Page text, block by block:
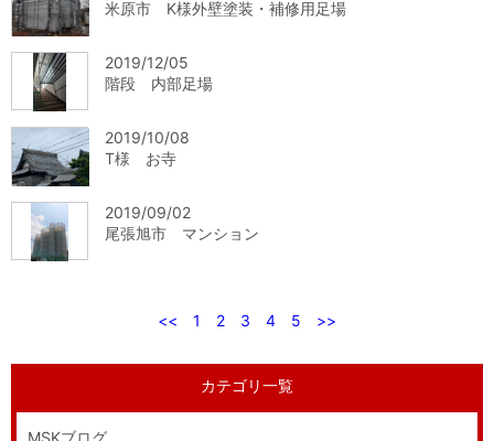
米原市 K様外壁塗装・補修用足場
2019/12/05
階段 内部足場
2019/10/08
T様 お寺
2019/09/02
尾張旭市 マンション
<< 1 2 3 4 5 >>
カテゴリ一覧